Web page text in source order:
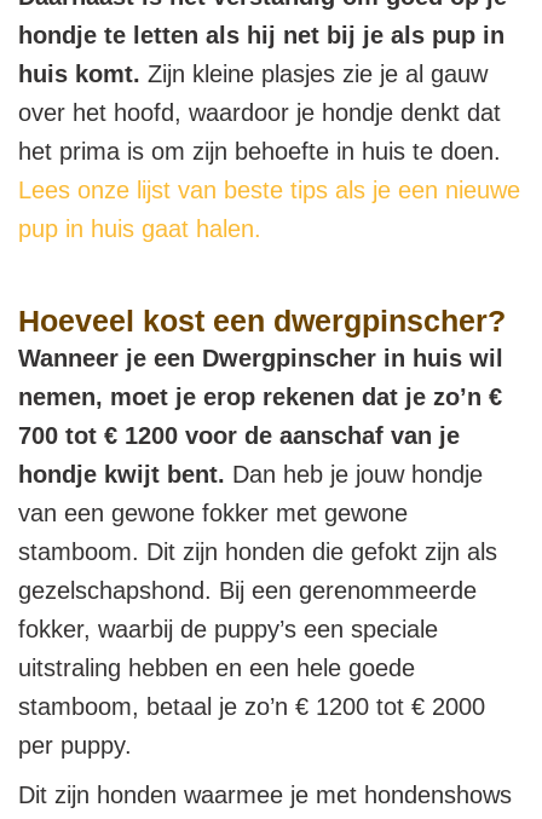
hondje te letten als hij net bij je als pup in
huis komt. Zijn kleine plasjes zie je al gauw
over het hoofd, waardoor je hondje denkt dat
het prima is om zijn behoefte in huis te doen.
Lees onze lijst van beste tips als je een nieuwe
pup in huis gaat halen.
Hoeveel kost een dwergpinscher?
Wanneer je een Dwergpinscher in huis wil
nemen, moet je erop rekenen dat je zo’n €
700 tot € 1200 voor de aanschaf van je
hondje kwijt bent. Dan heb je jouw hondje
van een gewone fokker met gewone
stamboom. Dit zijn honden die gefokt zijn als
gezelschapshond. Bij een gerenommeerde
fokker, waarbij de puppy’s een speciale
uitstraling hebben en een hele goede
stamboom, betaal je zo’n € 1200 tot € 2000
per puppy.
Dit zijn honden waarmee je met hondenshows